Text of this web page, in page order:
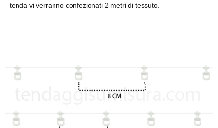
tenda vi verranno confezionati 2 metri di tessuto.